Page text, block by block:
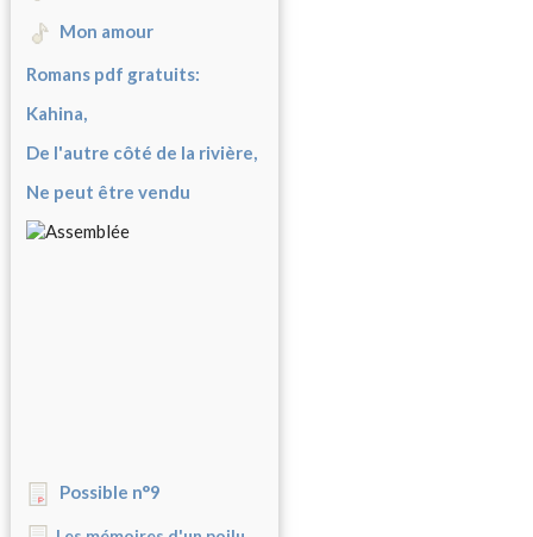
Mon amour
Romans pdf gratuits:
Kahina,
De l'autre côté de la rivière,
Ne peut être vendu
Possible n°9